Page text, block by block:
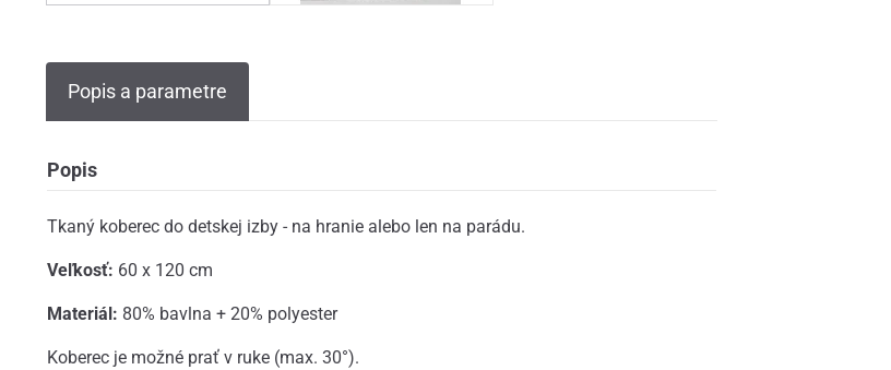
Popis a parametre
Popis
Tkaný koberec do detskej izby - na hranie alebo len na parádu.
Veľkosť: 60 x 120 cm
Materiál: 80% bavlna + 20% polyester
Koberec je možné prať v ruke (max. 30°).